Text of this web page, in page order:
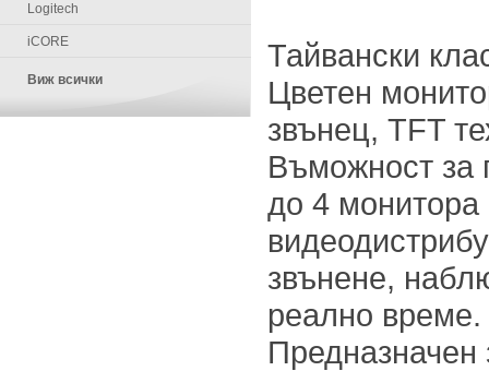
Logitech
iCORE
Виж всички
Тайвански
Цветен
звънец, TFT
Въможност за
до 4
звънене,
реално време.
Предназначен